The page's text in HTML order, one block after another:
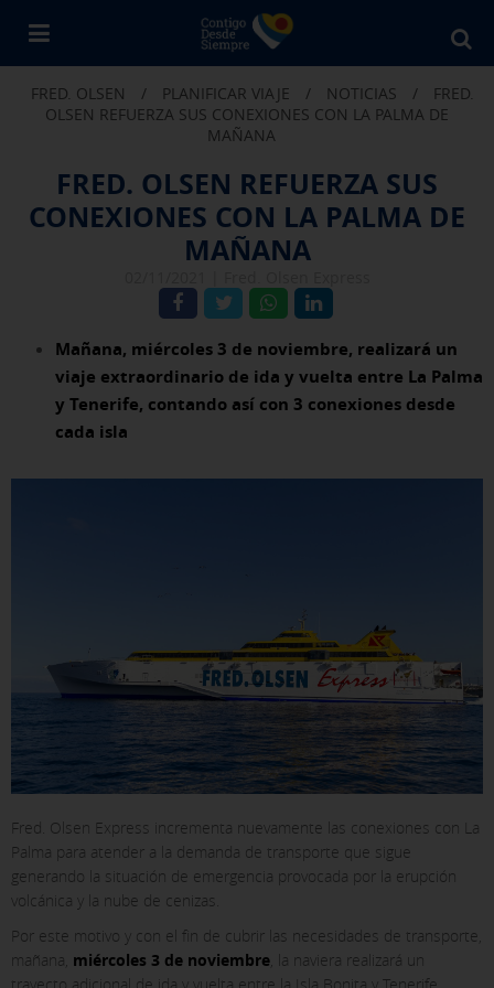
FRED. OLSEN / PLANIFICAR VIAJE / NOTICIAS /
FRED.
OLSEN REFUERZA SUS CONEXIONES CON LA PALMA DE
MAÑANA
FRED. OLSEN REFUERZA SUS
CONEXIONES CON LA PALMA DE
MAÑANA
Mañana, miércoles 3 de noviembre, realizará un
viaje extraordinario de ida y vuelta entre La Palma
y Tenerife, contando así con 3 conexiones desde
cada isla
Fred. Olsen Express incrementa nuevamente las conexiones con La
Palma para atender a la demanda de transporte que sigue
generando la situación de emergencia provocada por la erupción
volcánica y la nube de cenizas.
Por este motivo y con el fin de cubrir las necesidades de transporte,
mañana, miércoles 3 de noviembre , la naviera realizará un
trayecto adicional de ida y vuelta entre la Isla Bonita y Tenerife.
CONFIGURACIÓN DE COOKIES
ACEPTAR TODAS